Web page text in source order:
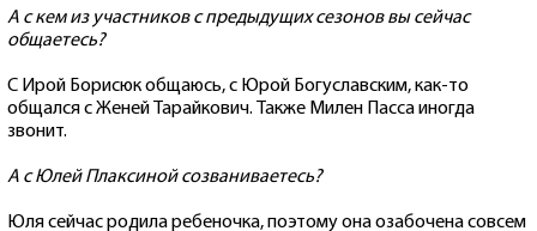
А с кем из участников с предыдущих сезонов вы сейчас
общаетесь?
С Ирой Борисюк общаюсь, с Юрой Богуславским, как-то
общался с Женей Тарайкович. Также Милен Пасса иногда
звонит.
А с Юлей Плаксиной созваниваетесь?
Юля сейчас родила ребеночка, поэтому она озабочена совсем